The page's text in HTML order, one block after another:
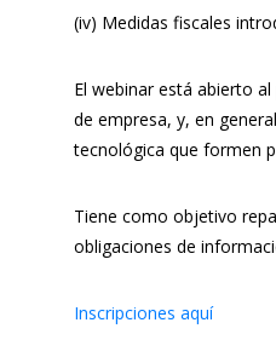
(iv) Medidas fiscales
El webinar está abierto
de empresa, y, en
tecnológica que formen
Tiene como objetivo
obligaciones de
Inscripciones aquí